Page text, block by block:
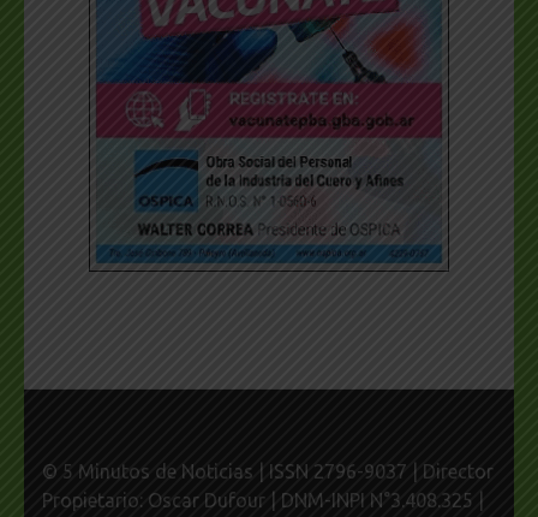
© 5 Minutos de Noticias | ISSN 2796-9037 | Director
Propietario: Oscar Dufour | DNM-INPI N°3.408.325 |